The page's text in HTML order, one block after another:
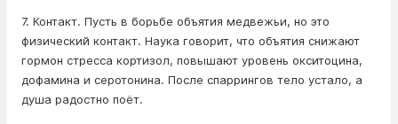
7. Контакт. Пусть в борьбе объятия медвежьи, но это
физический контакт. Наука говорит, что объятия снижают
гормон стресса кортизол, повышают уровень окситоцина,
дофамина и серотонина. После спаррингов тело устало, а
душа радостно поёт.